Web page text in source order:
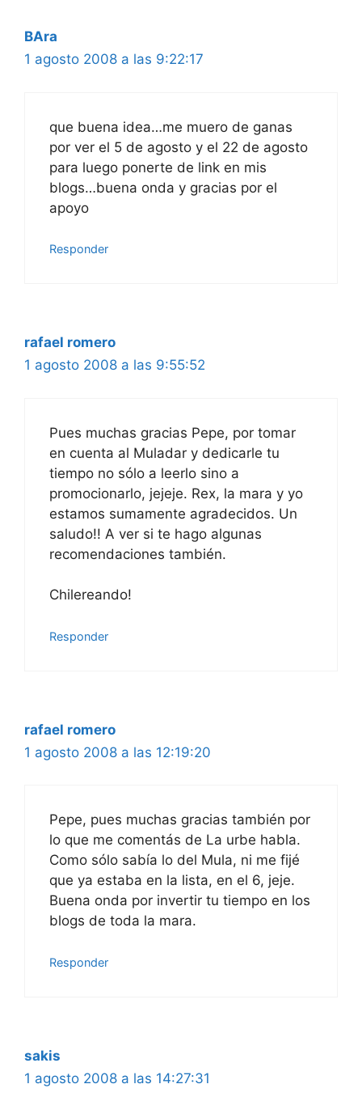
BAra
1 agosto 2008 a las 9:22:17
que buena idea…me muero de ganas
por ver el 5 de agosto y el 22 de agosto
para luego ponerte de link en mis
blogs…buena onda y gracias por el
apoyo
Responder
rafael romero
1 agosto 2008 a las 9:55:52
Pues muchas gracias Pepe, por tomar
en cuenta al Muladar y dedicarle tu
tiempo no sólo a leerlo sino a
promocionarlo, jejeje. Rex, la mara y yo
estamos sumamente agradecidos. Un
saludo!! A ver si te hago algunas
recomendaciones también.
Chilereando!
Responder
rafael romero
1 agosto 2008 a las 12:19:20
Pepe, pues muchas gracias también por
lo que me comentás de La urbe habla.
Como sólo sabía lo del Mula, ni me fijé
que ya estaba en la lista, en el 6, jeje.
Buena onda por invertir tu tiempo en los
blogs de toda la mara.
Responder
sakis
1 agosto 2008 a las 14:27:31